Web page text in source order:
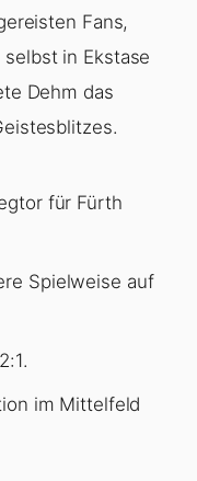
Fans,
in Ekstase
Dehm das
für Fürth
Spielweise auf
im Mittelfeld